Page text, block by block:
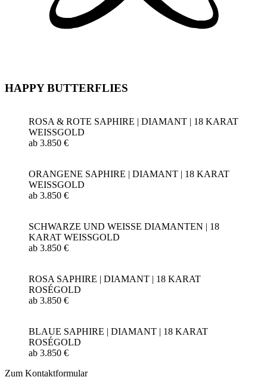
HAPPY BUTTERFLIES
ROSA & ROTE SAPHIRE | DIAMANT | 18 KARAT
WEISSGOLD
ab 3.850 €
ORANGENE SAPHIRE | DIAMANT | 18 KARAT
WEISSGOLD
ab 3.850 €
SCHWARZE UND WEISSE DIAMANTEN | 18
KARAT WEISSGOLD
ab 3.850 €
ROSA SAPHIRE | DIAMANT | 18 KARAT
ROSÉGOLD
ab 3.850 €
BLAUE SAPHIRE | DIAMANT | 18 KARAT
ROSÉGOLD
ab 3.850 €
Zum Kontaktformular